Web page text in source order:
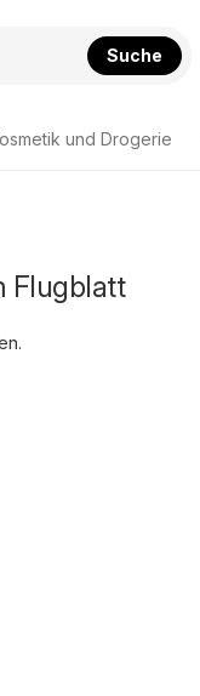
Suche
und Drogerie
Flugblatt